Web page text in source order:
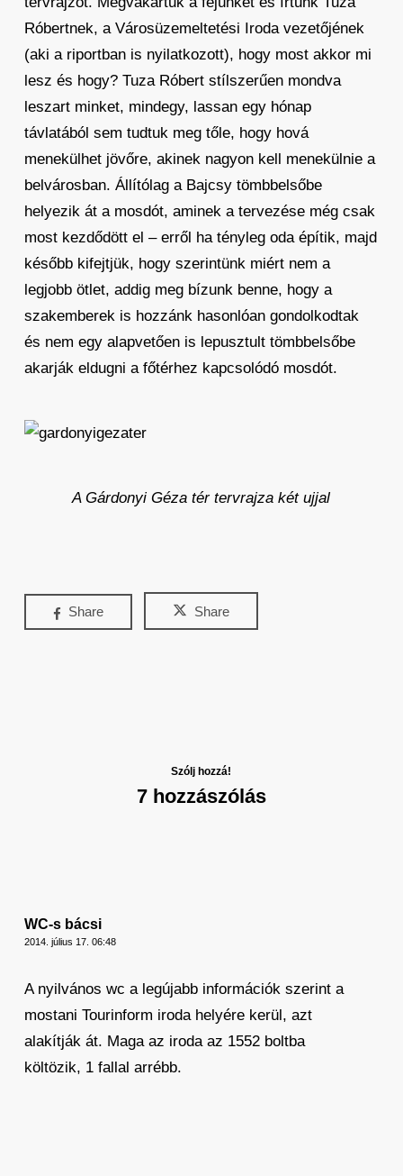
Róbertnek, a Városüzemeltetési Iroda vezetőjének
(aki a riportban is nyilatkozott), hogy most akkor mi
lesz és hogy? Tuza Róbert stílszerűen mondva
leszart minket, mindegy, lassan egy hónap
távlatából sem tudtuk meg tőle, hogy hová
menekülhet jövőre, akinek nagyon kell menekülnie a
belvárosban. Állítólag a Bajcsy tömbbelsőbe
helyezik át a mosdót, aminek a tervezése még csak
most kezdődött el – erről ha tényleg oda építik, majd
később kifejtjük, hogy szerintünk miért nem a
legjobb ötlet, addig meg bízunk benne, hogy a
szakemberek is hozzánk hasonlóan gondolkodtak
és nem egy alapvetően is lepusztult tömbbelsőbe
akarják eldugni a főtérhez kapcsolódó mosdót.
A Gárdonyi Géza tér tervrajza két ujjal
Share Share
Szólj hozzá!
7 hozzászólás
WC-s bácsi
2014. július 17. 06:48
A nyilvános wc a legújabb információk szerint a
mostani Tourinform iroda helyére kerül, azt
alakítják át. Maga az iroda az 1552 boltba
költözik, 1 fallal arrébb.